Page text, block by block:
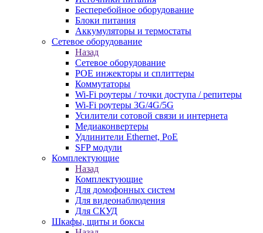
Бесперебойное оборудование
Блоки питания
Аккумуляторы и термостаты
Сетевое оборудование
Назад
Сетевое оборудование
POE инжекторы и сплиттеры
Коммутаторы
Wi-Fi роутеры / точки доступа / репитеры
Wi-Fi роутеры 3G/4G/5G
Усилители сотовой связи и интернета
Медиаконвертеры
Удлинители Ethernet, PoE
SFP модули
Комплектующие
Назад
Комплектующие
Для домофонных систем
Для видеонаблюдения
Для СКУД
Шкафы, щиты и боксы